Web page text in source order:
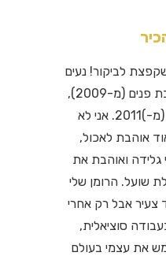
לביקור! נעים
להכיר, אני קרן בר, מעצבת פנים (מ-2009),
בוגרת שנקר ובלוגרית (מ-)2011. אני לא
אוהבת לאכול,
גלידה ואוהבת את
שועל. הרומן שלי
צעיר אבל רק אחרי
סוציאלית,
את עצמי בעולם